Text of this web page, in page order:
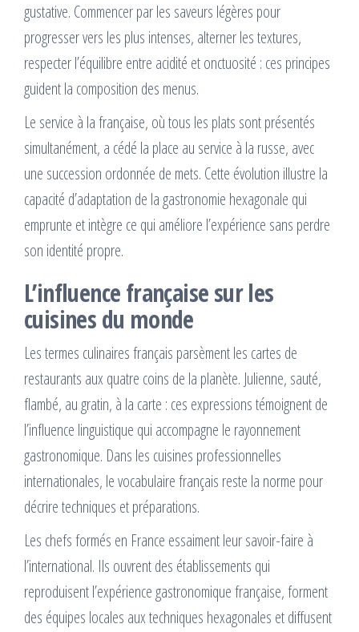
gustative. Commencer par les saveurs légères pour
progresser vers les plus intenses, alterner les textures,
respecter l’équilibre entre acidité et onctuosité : ces principes
guident la composition des menus.
Le service à la française, où tous les plats sont présentés
simultanément, a cédé la place au service à la russe, avec
une succession ordonnée de mets. Cette évolution illustre la
capacité d’adaptation de la gastronomie hexagonale qui
emprunte et intègre ce qui améliore l’expérience sans perdre
son identité propre.
L’influence française sur les
cuisines du monde
Les termes culinaires français parsèment les cartes de
restaurants aux quatre coins de la planète. Julienne, sauté,
flambé, au gratin, à la carte : ces expressions témoignent de
l’influence linguistique qui accompagne le rayonnement
gastronomique. Dans les cuisines professionnelles
internationales, le vocabulaire français reste la norme pour
décrire techniques et préparations.
Les chefs formés en France essaiment leur savoir-faire à
l’international. Ils ouvrent des établissements qui
reproduisent l’expérience gastronomique française, forment
des équipes locales aux techniques hexagonales et diffusent